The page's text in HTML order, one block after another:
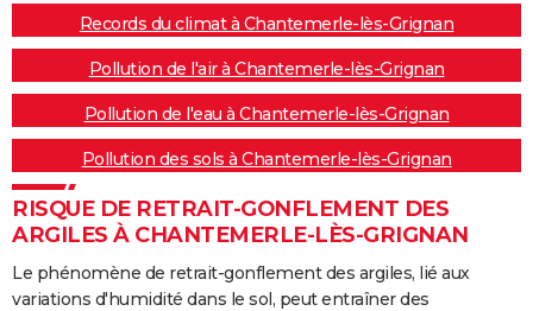
Records du climat à Chantemerle-lès-Grignan
Pollution de l'air à Chantemerle-lès-Grignan
Pollution de l'eau à Chantemerle-lès-Grignan
Pollution des sols à Chantemerle-lès-Grignan
RISQUE DE RETRAIT-GONFLEMENT DES
ARGILES À CHANTEMERLE-LÈS-GRIGNAN
Le phénomène de retrait-gonflement des argiles, lié aux
variations d'humidité dans le sol, peut entraîner des